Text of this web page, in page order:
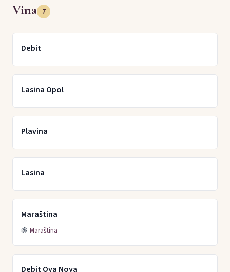
Vina 7
Debit
Lasina Opol
Plavina
Lasina
Maraština
🍇 Maraština
Debit Oya Noya